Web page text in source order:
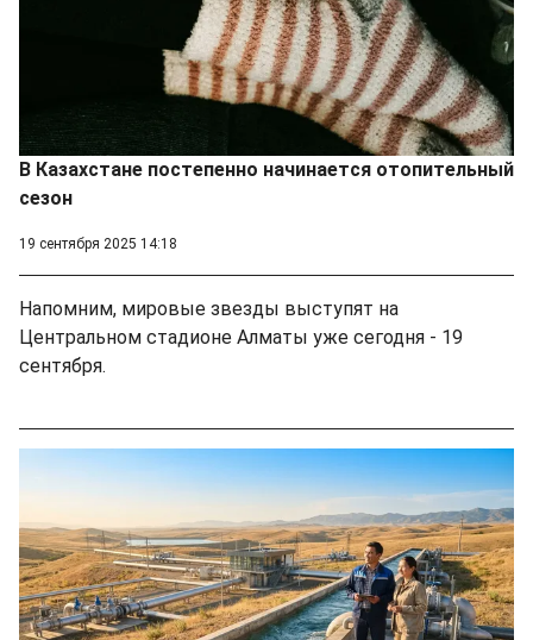
В Казахстане постепенно начинается отопительный
сезон
19 сентября 2025 14:18
Напомним, мировые звезды выступят на
Центральном стадионе Алматы уже сегодня - 19
сентября.